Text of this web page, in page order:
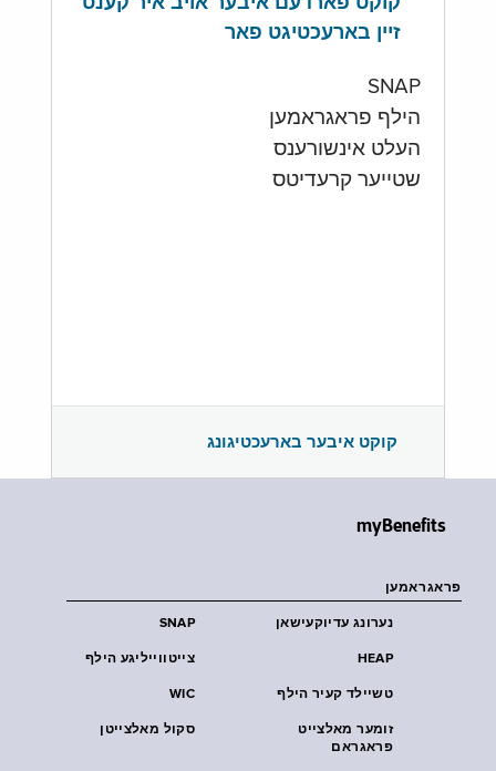
זיין בארעכטיגט פאר
SNAP
הילף פראגראמען
העלט אינשורענס
שטייער קרעדיטס
קוקט איבער בארעכטיגונג
myBenefits
פראגראמען
SNAP נערונג עדיוקעישאן
צייטווייליגע הילף HEAP
WIC טשיילד קעיר הילף
סקול מאלצייטן
זומער מאלצייט
פראגראם